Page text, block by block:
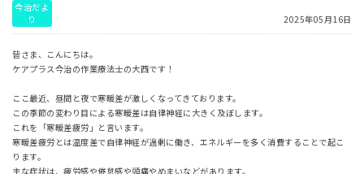
お問い合わせ
今治だよ
り
2025年05月16日
皆さま、こんにちは。
ケアプラス今治の作業療法士の大西です！
ここ最近、昼間と夜で寒暖差が激しくなってきております。
この季節の変わり目による寒暖差は自律神経に大きく及ぼします。
これを「寒暖差疲労」と言います。
寒暖差疲労とは温度差で自律神経が過剰に働き、エネルギーを多く消費することで起こ
ります。
主な症状は、疲労感や倦怠感や頭痛やめまいなどがあります。